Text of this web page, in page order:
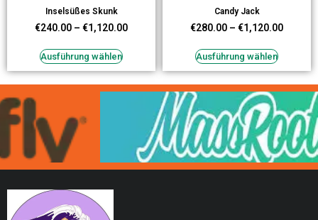
Inselsüßes Skunk
€240.00 – €1,120.00
Ausführung wählen
Candy Jack
€280.00 – €1,120.00
Ausführung wählen